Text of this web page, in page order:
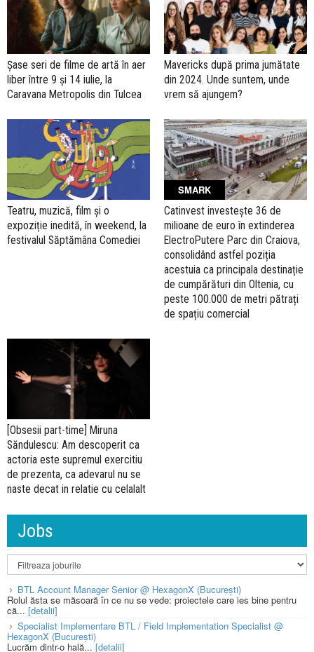
Șase seri de filme de artă în aer
liber între 9 și 14 iulie, la
Caravana Metropolis din Tulcea
Mavericks după prima jumătate
din 2024. Unde suntem, unde
vrem să ajungem?
Teatru, muzică, film și o
expoziție inedită, în weekend, la
festivalul Săptămâna Comediei
SMARK
Catinvest investește 36 de
milioane de euro în extinderea
ElectroPutere Parc din Craiova,
consolidând astfel poziția
acestuia ca principala destinație
de cumpărături din Oltenia, cu
peste 100.000 de metri pătrați
de spațiu comercial
[Obsesii part-time] Miruna
Săndulescu: Am descoperit ca
actoria este supremul exercitiu
de prezenta, ca adevarul nu se
naste decat in relatie cu celalalt
Jobs
BTL Account Manager Senior @ HexagonX (București)
Rolul ăsta se măsoară în ce nu se vede: proiectele care ies bine pentru
că... [detalii]
Specialist Implementare BTL / Field Implementation Specialist @
HexagonX (București)
Lucrăm dintr-o hală... [detalii]